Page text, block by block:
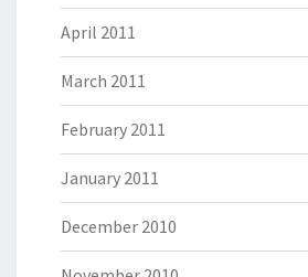
April 2011
March 2011
February 2011
January 2011
December 2010